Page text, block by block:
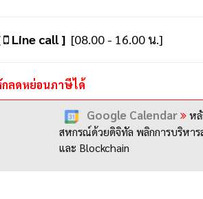
Line call ] [08.00 - 16.00 น.]
ลดหย่อนภาษีได้
Google Calendar
หลั
สหกรณ์ด้วยดิจิทัล พลิกการบริหา
และ Blockchain